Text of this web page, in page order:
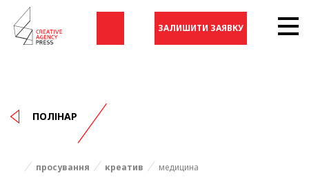
ЗАЛИШИТИ ЗАЯВКУ
ПОЛІНАР
просування креатив медицина